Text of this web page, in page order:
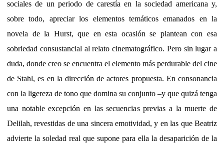
sociales de un periodo de carestía en la sociedad americana y,
sobre todo, apreciar los elementos temáticos emanados en la
novela de la Hurst, que en esta ocasión se plantean con esa
sobriedad consustancial al relato cinematográfico. Pero sin lugar a
duda, donde creo se encuentra el elemento más perdurable del cine
de Stahl, es en la dirección de actores propuesta. En consonancia
con la ligereza de tono que domina su conjunto –y que quizá tenga
una notable excepción en las secuencias previas a la muerte de
Delilah, revestidas de una sincera emotividad, y en las que Beatriz
advierte la soledad real que supone para ella la desaparición de la